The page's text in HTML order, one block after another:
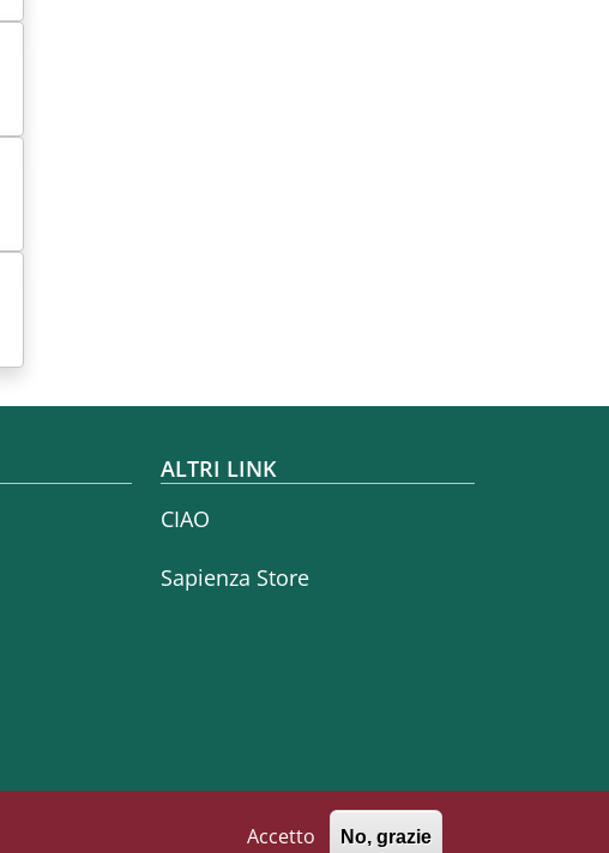
ALTRI LINK
CIAO
Sapienza Store
Instagram
LinkedinTelegramTwitter
Accetto No, grazie